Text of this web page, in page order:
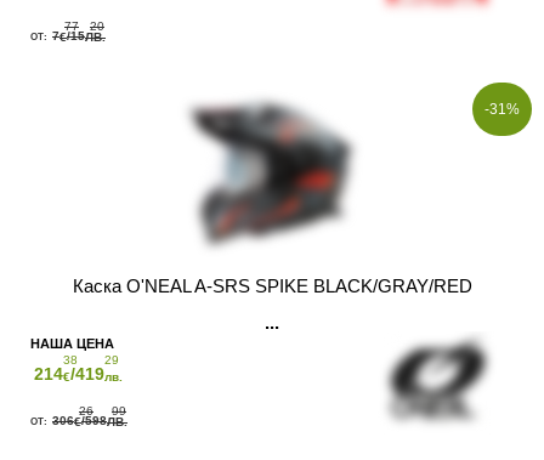
7
77
€/15
20
ЛВ.
-31%
Каска O'NEAL A-SRS SPIKE BLACK/GRAY/RED
214
38
€/419
29
лв.
306
26
€/598
99
ЛВ.